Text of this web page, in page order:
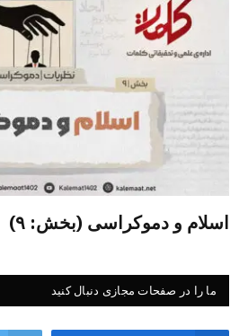
اسلام و دموکراسی (بخش: ۹)
ما را در صفحات مجازی دنبال کنید